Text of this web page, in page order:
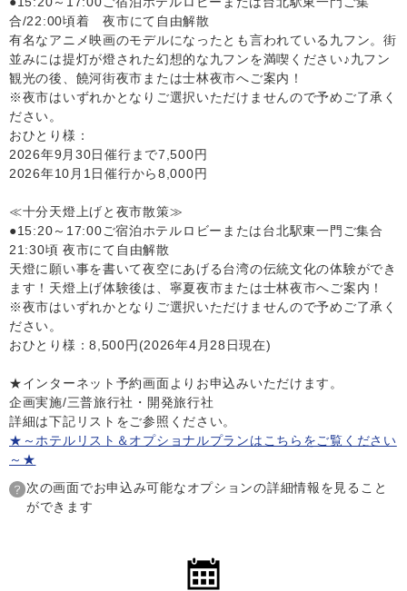
合/22:00頃着 夜市にて自由解散
有名なアニメ映画のモデルになったとも言われている九フン。街
並みには提灯が燈された幻想的な九フンを満喫ください♪九フン
観光の後、饒河街夜市または士林夜市へご案内！
※夜市はいずれかとなりご選択いただけませんので予めご了承く
ださい。
おひとり様：
2026年9月30日催行まで7,500円
2026年10月1日催行から8,000円
≪十分天燈上げと夜市散策≫
●15:20～17:00ご宿泊ホテルロビーまたは台北駅東一門ご集合
21:30頃 夜市にて自由解散
天燈に願い事を書いて夜空にあげる台湾の伝統文化の体験ができ
ます！天燈上げ体験後は、寧夏夜市または士林夜市へご案内！
※夜市はいずれかとなりご選択いただけませんので予めご了承く
ださい。
おひとり様：8,500円(2026年4月28日現在)
★インターネット予約画面よりお申込みいただけます。
企画実施/三普旅行社・開発旅行社
詳細は下記リストをご参照ください。
★～ホテルリスト＆オプショナルプランはこちらをご覧ください
～★
次の画面でお申込み可能なオプションの詳細情報を見ること
ができます